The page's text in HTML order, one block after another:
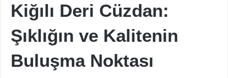
Kiğılı Deri Cüzdan:
Şıklığın ve Kalitenin
Buluşma Noktası